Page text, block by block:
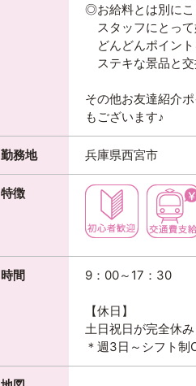
◎お給料とは別にこ
スタッフにとって
どんどんポイント
ステキな景品と交
その他お友達紹介
もございます♪
勤務地 兵庫県西宮市
特徴 初心
時間 9：00～17：30
【休日】
土日祝日が完全休み
＊週3日～シフト制